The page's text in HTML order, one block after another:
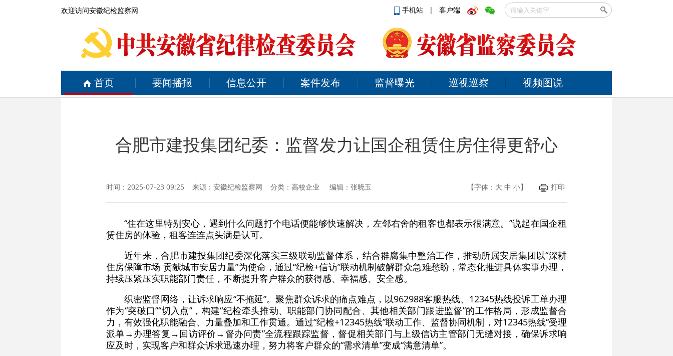
欢迎访问安徽纪检监察网 手机站 | 客户端
首页 要闻播报 信息公开 案件发布 监督曝光 巡视巡察 视频图说
合肥市建投集团纪委：监督发力让国企租赁住房住得更舒心
时间：2025-07-23 09:25 来源：安徽纪检监察网 分类：高校企业 编辑：张晓玉 【字体： 大 中 小】 打印
“住在这里特别安心，遇到什么问题打个电话便能够快速解决，左邻右舍的租客也都表示很满意。”说起在国企租
赁住房的体验，租客连连点头满是认可。
近年来，合肥市建投集团纪委深化落实三级联动监督体系，结合群腐集中整治工作，推动所属安居集团以“深耕
住房保障市场 贡献城市安居力量”为使命，通过“纪检+信访”联动机制破解群众急难愁盼，常态化推进具体实事办理，
持续压紧压实职能部门责任，不断提升客户群众的获得感、幸福感、安全感。
织密监督网络，让诉求响应“不拖延”。聚焦群众诉求的痛点难点，以962988客服热线、12345热线投诉工单办理
作为“突破口”“切入点”，构建“纪检牵头推动、职能部门协同配合、其他相关部门跟进监督”的工作格局，形成监督合
力，有效强化职能融合、力量叠加和工作贯通。通过“纪检+12345热线”联动工作、监督协同机制，对12345热线“受理
派单→办理答复→回访评价→督办问责”全流程跟踪监督，督促相关部门与上级信访主管部门无缝对接，确保诉求响
应及时，实现客户和群众诉求迅速办理，努力将客户群众的“需求清单”变成“满意清单”。